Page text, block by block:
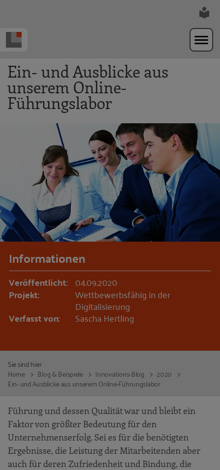
Ein- und Ausblicke aus
unserem Online-
Führungslabor
Informationen
Veröffentlicht: 04.09.2020
Projekt: Wettbewerbsfähig in der
Digitalisierung
Verfasst von: Sascha Hertling
Sie sind hier:
Home
Blog & Beispiele Innovations-Blog
2020
Ein- und Ausblicke aus unserem Online-Führungslabor
Führung und dessen Qualität war und bleibt ein
Faktor von größter Bedeutung für den
Unternehmenserfolg. Sei es für die benötigten
Ergebnisse, die Leistung der Mitarbeitenden aber
auch für deren Zufriedenheit und Bindung, die